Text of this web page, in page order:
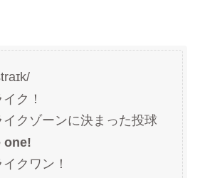
ク！
クゾーンに決まった投球
one!
クワン！